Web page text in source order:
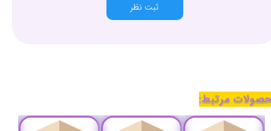
ثبت نظر
مرتبط: